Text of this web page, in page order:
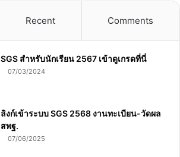
Recent Comments
SGS สําหรับนักเรียน 2567 เข้าดูเกรดที่นี่
07/03/2024
ลิงก์เข้าระบบ SGS 2568 งานทะเบียน-วัดผล
สพฐ.
07/06/2025